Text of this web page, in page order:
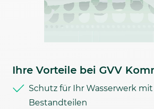
Ihre Vorteile bei GVV
Schutz für Ihr Wasserwerk
Bestandteilen